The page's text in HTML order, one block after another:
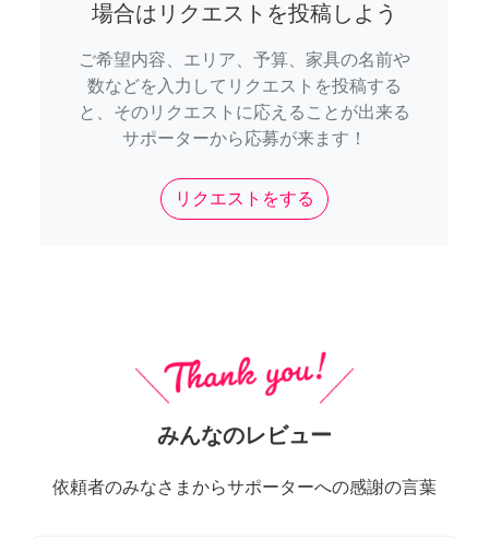
場合はリクエストを投稿しよう
ご希望内容、エリア、予算、家具の名前や
数などを入力してリクエストを投稿する
と、そのリクエストに応えることが出来る
サポーターから応募が来ます！
リクエストをする
みんなのレビュー
依頼者のみなさまからサポーターへの感謝の言葉